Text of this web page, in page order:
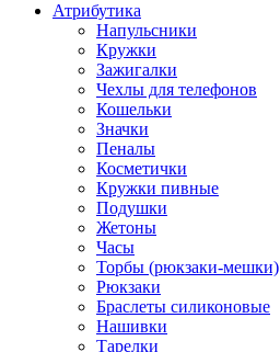
Атрибутика
Напульсники
Кружки
Зажигалки
Чехлы для телефонов
Кошельки
Значки
Пеналы
Косметички
Кружки пивные
Подушки
Жетоны
Часы
Торбы (рюкзаки-мешки)
Рюкзаки
Браслеты силиконовые
Нашивки
Тарелки